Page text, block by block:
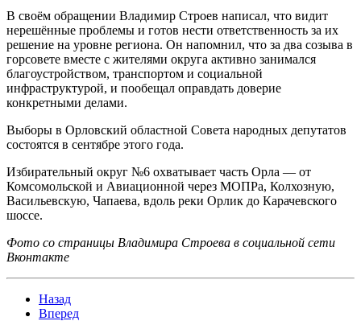
В своём обращении Владимир Строев написал, что видит
нерешённые проблемы и готов нести ответственность за их
решение на уровне региона. Он напомнил, что за два созыва в
горсовете вместе с жителями округа активно занимался
благоустройством, транспортом и социальной
инфраструктурой, и пообещал оправдать доверие
конкретными делами.
Выборы в Орловский областной Совета народных депутатов
состоятся в сентябре этого года.
Избирательный округ №6 охватывает часть Орла — от
Комсомольской и Авиационной через МОПРа, Колхозную,
Васильевскую, Чапаева, вдоль реки Орлик до Карачевского
шоссе.
Фото со страницы Владимира Строева в социальной сети
Вконтакте
Назад
Вперед